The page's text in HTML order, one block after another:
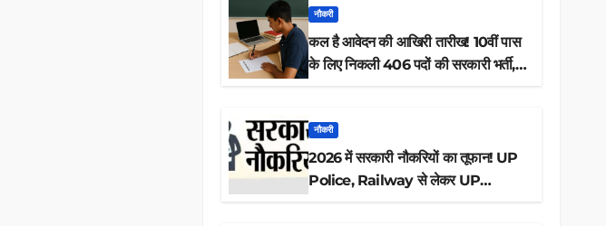
नौकरी
कल है आवेदन की आखिरी तारीख! 10वीं पास
के लिए निकली 406 पदों की सरकारी भर्ती,
नौकरी
2026 में सरकारी नौकरियों का तूफान! UP
Police, Railway से लेकर UP